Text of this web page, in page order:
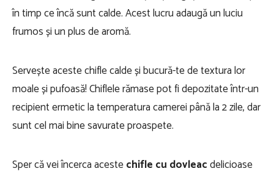
în timp ce încă sunt calde. Acest lucru adaugă un luciu
frumos și un plus de aromă.
Servește aceste chifle calde și bucură-te de textura lor
moale și pufoasă! Chiflele rămase pot fi depozitate într-un
recipient ermetic la temperatura camerei până la 2 zile, dar
sunt cel mai bine savurate proaspete.
Sper că vei încerca acestechifle cu dovleacdelicioase